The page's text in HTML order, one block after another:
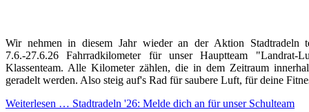
Wir nehmen in diesem Jahr wieder an der Aktion Stadtradeln
7.6.-27.6.26 Fahrradkilometer für unser Hauptteam
Klassenteam. Alle Kilometer zählen, die in dem Zeitraum
geradelt werden. Also steig auf's Rad für saubere Luft, für deine
Weiterlesen … Stadtradeln '26: Melde dich an für unser Schulteam